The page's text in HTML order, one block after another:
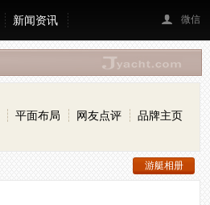
新闻资讯 微信
平面布局 网友点评 品牌主页
游艇相册